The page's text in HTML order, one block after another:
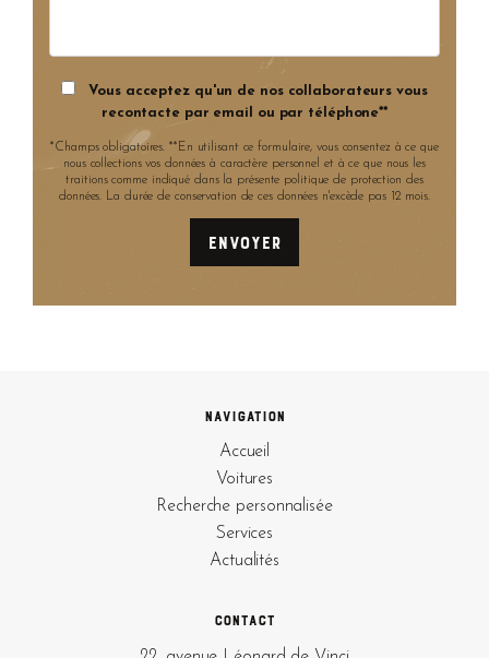
Vous acceptez qu'un de nos collaborateurs vous
recontacte par email ou par téléphone**
*Champs obligatoires. **En utilisant ce formulaire, vous consentez à ce que
nous collections vos données à caractère personnel et à ce que nous les
traitions comme indiqué dans la présente politique de protection des
données. La durée de conservation de ces données n'excède pas 12 mois.
Navigation
Accueil
Voitures
Recherche personnalisée
Services
Actualités
Contact